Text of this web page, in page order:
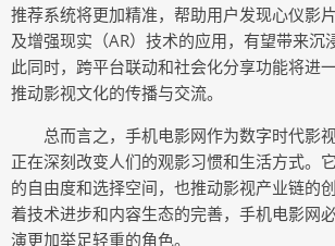
推荐系统将更加精准，帮助用户发现心仪影片
及增强现实（AR）技术的应用，有望带来沉
此同时，跨平台联动和社会化分享功能将进
推动影视文化的传播与交流。
总而言之，手机电影网作为数字时代影
正在深刻改变人们的观影习惯和生活方式。
的自由度和选择空间，也推动影视产业链的
着技术进步和内容生态的完善，手机电影网
演更加举足轻重的角色。